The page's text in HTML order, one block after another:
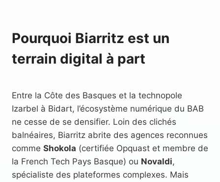
Pourquoi Biarritz est un
terrain digital à part
Entre la Côte des Basques et la technopole
Izarbel à Bidart, l’écosystème numérique du BAB
ne cesse de se densifier. Loin des clichés
balnéaires, Biarritz abrite des agences reconnues
comme Shokola (certifiée Opquast et membre de
la French Tech Pays Basque) ou Novaldi,
spécialiste des plateformes complexes. Mais